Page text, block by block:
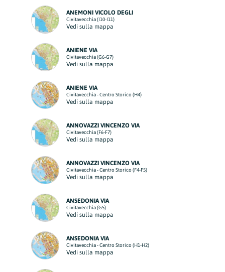
ANEMONI VICOLO DEGLI
Civitavecchia (I10-I11)
Vedi sulla mappa
ANIENE VIA
Civitavecchia (G6-G7)
Vedi sulla mappa
ANIENE VIA
Civitavecchia - Centro Storico (H4)
Vedi sulla mappa
ANNOVAZZI VINCENZO VIA
Civitavecchia (F6-F7)
Vedi sulla mappa
ANNOVAZZI VINCENZO VIA
Civitavecchia - Centro Storico (F4-F5)
Vedi sulla mappa
ANSEDONIA VIA
Civitavecchia (G5)
Vedi sulla mappa
ANSEDONIA VIA
Civitavecchia - Centro Storico (H1-H2)
Vedi sulla mappa